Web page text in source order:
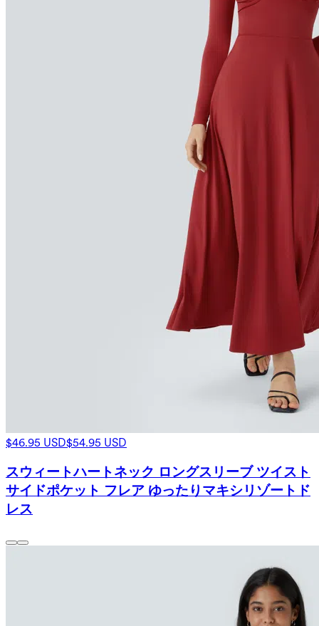
$46.95 USD$54.95 USD
スウィートハートネック ロングスリーブ ツイスト
サイドポケット フレア ゆったりマキシリゾートド
レス